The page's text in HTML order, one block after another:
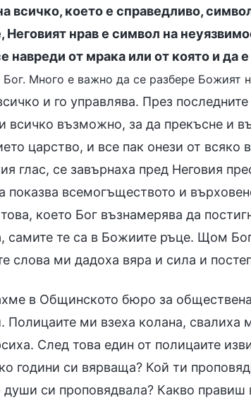
всичко, което е справедливо,
нрав е символ на
навреди от мрака или от която и да
Много е важно да се разбере Божият
и го управлява. През
всичко възможно, за да прекъсне и
царство, и все пак онези от всяко
глас, се завърнаха пред Неговия
показва всемогъществото и
което Бог възнамерява да
самите те са в Божиите ръце. Щом
слова ми дадоха вяра и сила и
в Общинското бюро за
Полицаите ми взеха колана, свалиха
След това един от полицаите
години си вярваща? Кой ти
си проповядвала? Какво правиш